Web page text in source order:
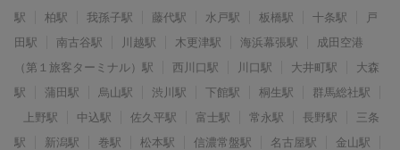
駅
柏駅 我孫子駅 藤代駅 水戸駅 板橋駅 十条駅
戸
田駅
南古谷駅 川越駅 木更津駅 海浜幕張駅
成田空港
（第１旅客ターミナル）駅
西川口駅 川口駅 大井町駅
大森
駅
蒲田駅 烏山駅 渋川駅 下館駅 桐生駅
群馬総社駅
上野駅
中込駅 佐久平駅 富士駅 常永駅 長野駅
三条
駅
新潟駅 巻駅 松本駅 信濃常盤駅 名古屋駅
金山駅